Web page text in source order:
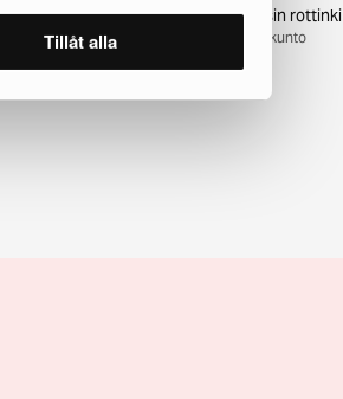
Tillåt alla
Demitrie seinävalaisin rottinki
1 varastossa · Upouusi kunto
52 €